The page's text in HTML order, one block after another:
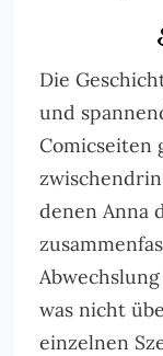
Die
und
Comicseiten
denen Anna
was nicht
einzelnen